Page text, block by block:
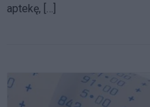
aptekę, […]